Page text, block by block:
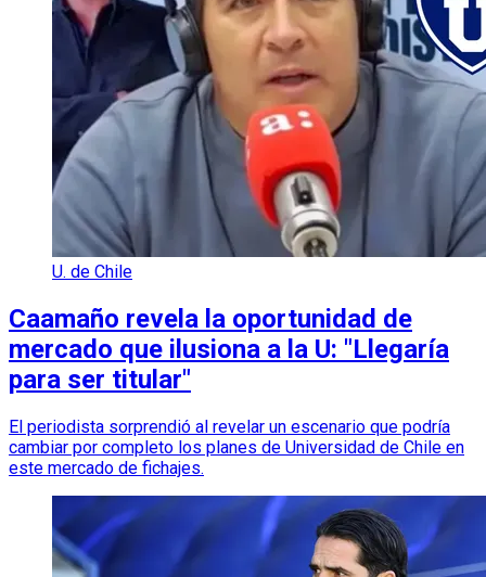
U. de Chile
Caamaño revela la oportunidad de
mercado que ilusiona a la U: "Llegaría
para ser titular"
El periodista sorprendió al revelar un escenario que podría
cambiar por completo los planes de Universidad de Chile en
este mercado de fichajes.